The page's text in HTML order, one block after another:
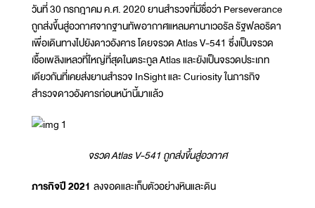
วันที่ 30 กรกฎาคม ค.ศ. 2020 ยานสำรวจที่มีชื่อว่า Perseverance
ถูกส่งขึ้นสู่อวกาศจากฐานทัพอากาศแหลมคานาเวอรัล รัฐฟลอริดา
เพื่อเดินทางไปยังดาวอังคาร โดยจรวด Atlas V-541 ซึ่งเป็นจรวด
เชื้อเพลิงเหลวที่ใหญ่ที่สุดในตระกูล Atlas และยังเป็นจรวดประเภท
เดียวกันที่เคยส่งยานสำรวจ InSight และ Curiosity ในภารกิจ
สำรวจดาวอังคารก่อนหน้านี้มาแล้ว
จรวดAtlas V-541 ถูกส่งขึ้นสู่อวกาศ
ภารกิจปี 2021 ลงจอดและเก็บตัวอย่างหินและดิน